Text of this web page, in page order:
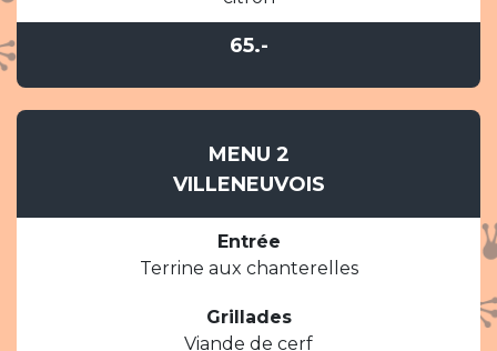
65.-
MENU 2
VILLENEUVOIS
Entrée
Terrine aux chanterelles
Grillades
Viande de cerf